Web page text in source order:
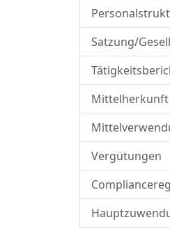
Satzung/
Mittelherkunft
Vergütungen